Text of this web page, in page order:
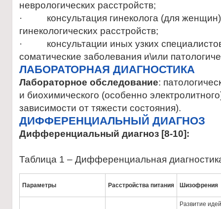
неврологических расстройств;
· консультация гинеколога (для женщин)
гинекологических расстройств;
· консультации иных узких
соматические заболевания и\или
ЛАБОРАТОРНАЯ ДИАГНОСТИКА
Лабораторное обследование:
и биохимического (особенно
зависимости от тяжести состояния).
ДИФФЕРЕНЦИАЛЬНЫЙ ДИАГНОЗ
Дифференциальный диагноз [8-10]:
Таблица 1 – Дифференциальная
Параметры Расстройства питания Шизофрения
Развитие идей